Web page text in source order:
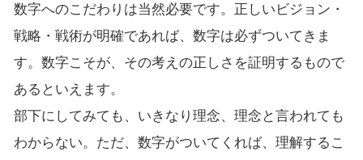
数字へのこだわりは当然必要です。正しいビジョン・
戦略・戦術が明確であれば、数字は必ずついてきま
す。数字こそが、その考えの正しさを証明するもので
あるといえます。
部下にしてみても、いきなり理念、理念と言われても
わからない。ただ、数字がついてくれば、理解するこ